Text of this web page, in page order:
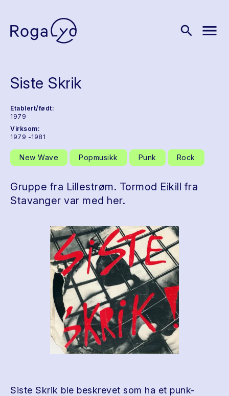
search menu
Siste Skrik
Etablert/født:
1979
Virksom:
1979 -1981
New Wave Popmusikk Punk Rock
Gruppe fra Lillestrøm. Tormod Eikill fra
Stavanger var med her.
Siste Skrik ble beskrevet som ha et punk-